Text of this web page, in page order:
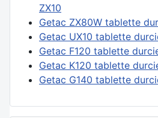
ZX10
Getac ZX80W tablette
Getac UX10 tablette
Getac F120 tablette
Getac K120 tablette
Getac G140 tablette